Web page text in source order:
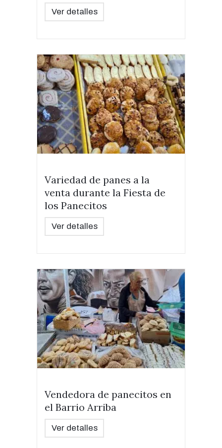
Ver detalles
Variedad de panes a la
venta durante la Fiesta de
los Panecitos
Ver detalles
Vendedora de panecitos en
el Barrio Arriba
Ver detalles